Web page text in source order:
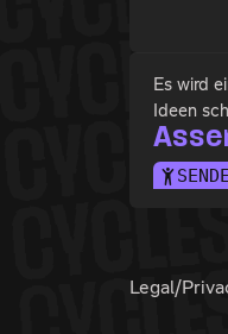
Es wird
Ideen
Legal/